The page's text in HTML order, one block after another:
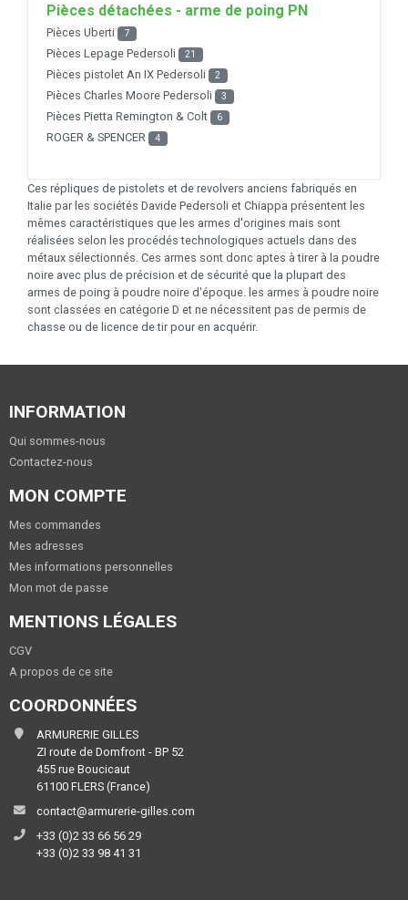
Pièces détachées - arme de poing PN
Pièces Uberti 7
Pièces Lepage Pedersoli 21
Pièces pistolet An IX Pedersoli 2
Pièces Charles Moore Pedersoli 3
Pièces Pietta Remington & Colt 6
ROGER & SPENCER 4
Ces répliques de pistolets et de revolvers anciens fabriqués en
Italie par les sociétés Davide Pedersoli et Chiappa présentent les
mêmes caractéristiques que les armes d'origines mais sont
réalisées selon les procédés technologiques actuels dans des
métaux sélectionnés. Ces armes sont donc aptes à tirer à la poudre
noire avec plus de précision et de sécurité que la plupart des
armes de poing à poudre noire d'époque. les armes à poudre noire
sont classées en catégorie D et ne nécessitent pas de permis de
chasse ou de licence de tir pour en acquérir.
INFORMATION
Qui sommes-nous
Contactez-nous
MON COMPTE
Mes commandes
Mes adresses
Mes informations personnelles
Mon mot de passe
MENTIONS LÉGALES
CGV
A propos de ce site
COORDONNÉES
ARMURERIE GILLES
ZI route de Domfront - BP 52
455 rue Boucicaut
61100 FLERS (France)
contact@armurerie-gilles.com
+33 (0)2 33 66 56 29
+33 (0)2 33 98 41 31